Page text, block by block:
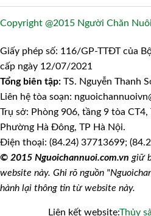
Copyright @2015 Người Chăn Nuôi
Giấy phép số: 116/GP-TTĐT của
cấp ngày 12/07/2021
Tổng biên tập: TS. Nguyễn Thanh
Liên hệ tòa soạn:
Trụ sở: Phòng 906, tầng 9 tòa
Phường Hà Đông, TP Hà Nội.
Điện thoại: (84.24) 37713699;
© 2015 Nguoichannuoi.com.vn giữ
website này. Ghi rõ nguồn
hành lại thông tin từ website này.
Liên kết website:Thủy